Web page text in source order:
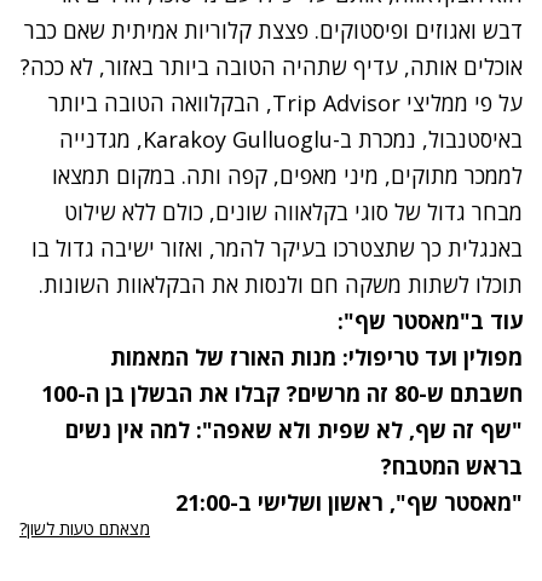
דבש ואגוזים ופיסטוקים. פצצת קלוריות אמיתית שאם כבר
אוכלים אותה, עדיף שתהיה הטובה ביותר באזור, לא ככה?
על פי ממליצי Trip Advisor, הבקלוואה הטובה ביותר
באיסטנבול, נמכרת ב-Karakoy Gulluoglu, מגדנייה
לממכר מתוקים, מיני מאפים, קפה ותה. במקום תמצאו
מבחר גדול של סוגי בקלאווה שונים, כולם ללא שילוט
באנגלית כך שתצטרכו בעיקר להמר, ואזור ישיבה גדול בו
תוכלו לשתות משקה חם ולנסות את הבקלאוות השונות.
עוד ב"מאסטר שף":
מפולין ועד טריפולי: מנות האורז של המאמות
חשבתם ש-80 זה מרשים? קבלו את הבשלן בן ה-100
"שף זה שף, לא שפית ולא שאפה": למה אין נשים
בראש המטבח?
"מאסטר שף", ראשון ושלישי ב-21:00
מצאתם טעות לשון?